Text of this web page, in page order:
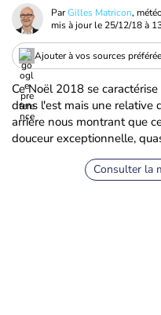
ParGilles Matricon,
mis à jour le 25/12/18 à
Ajouter à vos sources
Ce Noël 2018 se
dans l'est mais une relative
arrière nous montrant que
douceur exceptionnelle,
Consulter la